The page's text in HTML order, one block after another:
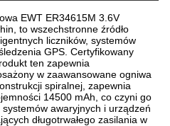
EWT ER34615M 3.6V
to wszechstronne źródło
liczników, systemów
GPS. Certyfikowany
ten zapewnia
w zaawansowane ogniwa
spiralnej, zapewnia
14500 mAh, co czyni go
awaryjnych i urządzeń
długotrwałego zasilania w